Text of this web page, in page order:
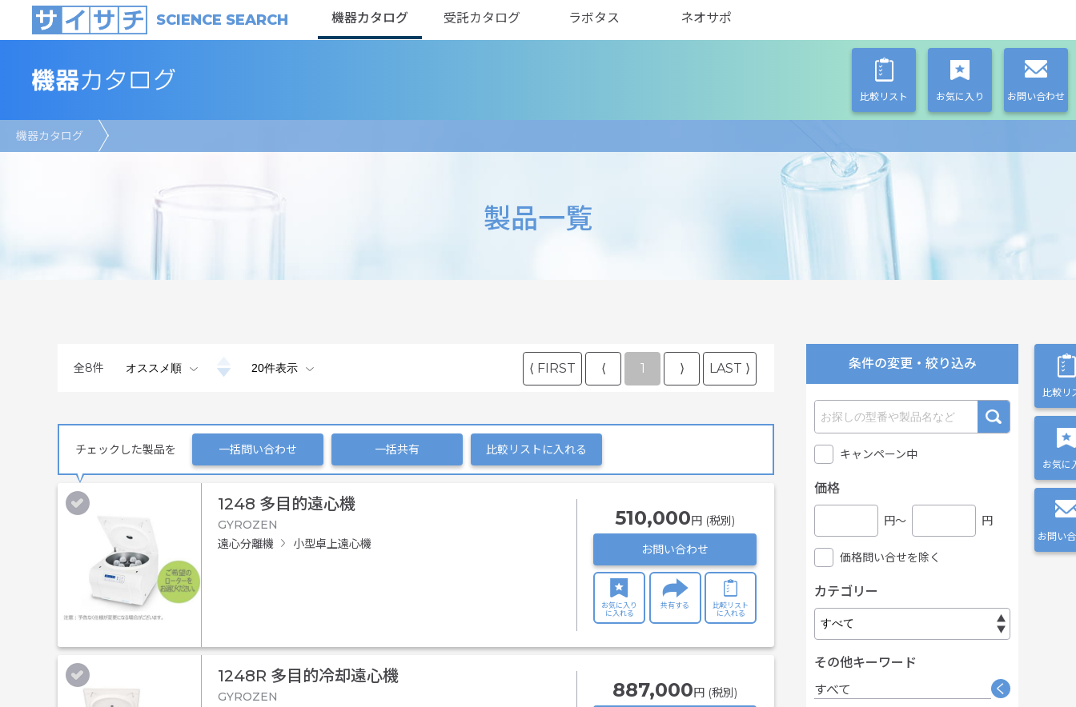
SCIENCE SEARCH 機器カタログ 受託カタログ ラボタス ネオサポ
比較リスト お気に入り お問い合わせ
機器カタログ
製品一覧
全8件 ⟨ FIRST ⟨ 1 ⟩ LAST ⟩
チェックした製品を 一括問い合わせ 一括共有 比較リストに入れる
1248 多目的遠心機
GYROZEN
遠心分離機
小型卓上遠心機
510,000円 (税別)
お問い合わせ
お気に入り
に入れる
共有する
比較リスト
に入れる
1248R 多目的冷却遠心機
GYROZEN
887,000円 (税別)
比較リ
お気に
お問い
条件の変更・絞り込み
キャンペーン中
価格
円〜 円
価格問い合せを除く
カテゴリー
その他キーワード
すべて
く